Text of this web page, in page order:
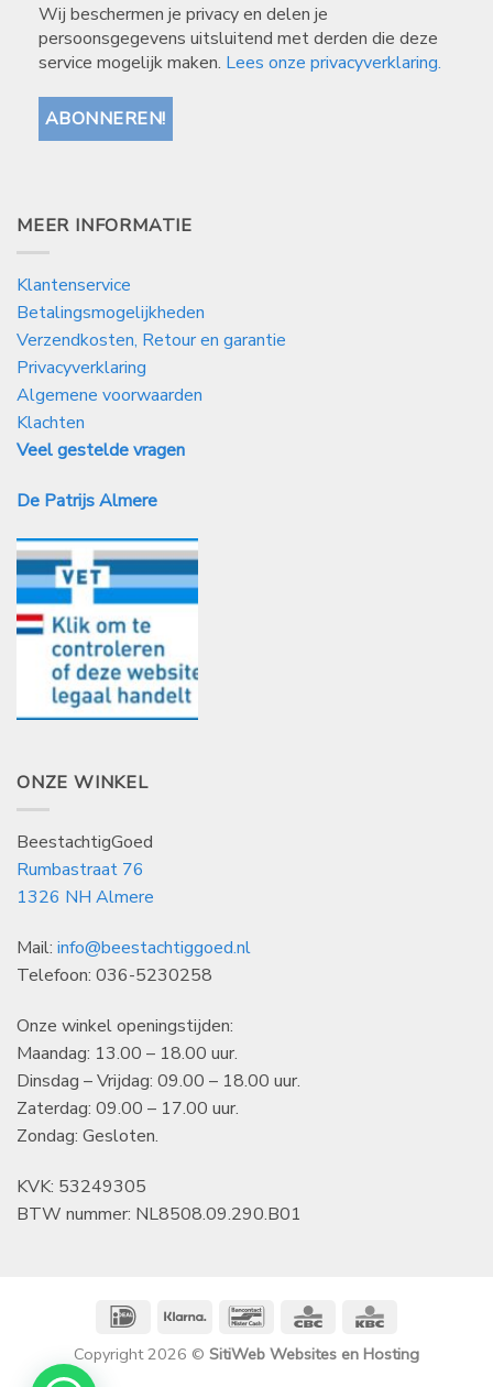
Wij beschermen je privacy en delen je
persoonsgegevens uitsluitend met derden die deze
service mogelijk maken. Lees onze privacyverklaring.
MEER INFORMATIE
Klantenservice
Betalingsmogelijkheden
Verzendkosten, Retour en garantie
Privacyverklaring
Algemene voorwaarden
Klachten
Veel gestelde vragen
De Patrijs Almere
ONZE WINKEL
BeestachtigGoed
Rumbastraat 76
1326 NH Almere
Mail: info@beestachtiggoed.nl
Telefoon: 036-5230258
Onze winkel openingstijden:
Maandag: 13.00 – 18.00 uur.
Dinsdag – Vrijdag: 09.00 – 18.00 uur.
Zaterdag: 09.00 – 17.00 uur.
Zondag: Gesloten.
KVK: 53249305
BTW nummer: NL8508.09.290.B01
IDeal Klarna BancontactCBC
Copyright 2026 © SitiWeb Websites en Hosting